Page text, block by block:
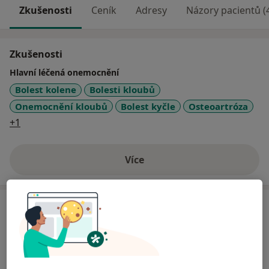
Zkušenosti Ceník Adresy Názory pacientů
Zkušenosti
Hlavní léčená onemocnění
Bolest kolene
Bolesti kloubů
Onemocnění kloubů
Bolest kyčle Osteoartróza
+1
Víceo zkušenostech
Služby a ceník služeb
Artroskopie
Detaily